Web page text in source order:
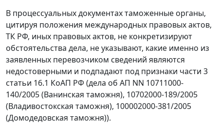
В процессуальных документах таможенные органы,
цитируя положения международных правовых актов,
ТК РФ, иных правовых актов, не конкретизируют
обстоятельства дела, не указывают, какие именно из
заявленных перевозчиком сведений являются
недостоверными и подпадают под признаки части 3
статьи 16.1 КоАП РФ (дела об АП NN 10711000-
140/2005 (Ванинская таможня), 10702000-189/2005
(Владивостокская таможня), 100002000-381/2005
(Домодедовская таможня)).